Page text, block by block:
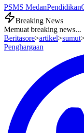
PSMS MedanPendidikan
Breaking News
Memuat breaking news...
Beritasore>artikel>sumut
Penghargaan